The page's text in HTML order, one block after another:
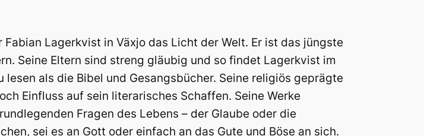
Fabian Lagerkvist in Växjo das Licht der Welt. Er ist das jüngste
Seine Eltern sind streng gläubig und so findet Lagerkvist im
lesen als die Bibel und Gesangsbücher. Seine religiös geprägte
Einfluss auf sein literarisches Schaffen. Seine Werke
Fragen des Lebens – der Glaube oder die
sei es an Gott oder einfach an das Gute und Böse an sich.